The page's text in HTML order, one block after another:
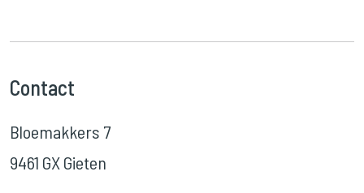
Contact
Bloemakkers 7
9461 GX Gieten